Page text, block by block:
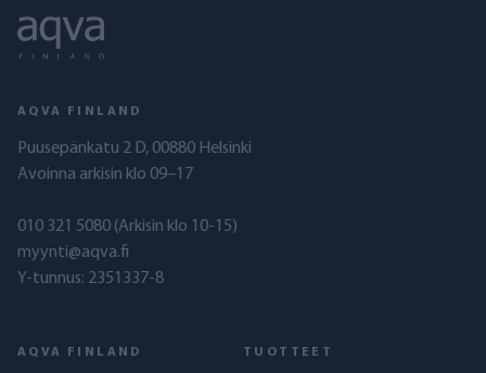
AQVA FINLAND
Puusepänkatu 2 D, 00880 Helsinki
Avoinna arkisin klo 09–17
010 321 5080 (Arkisin klo 10-15)
myynti@aqva.fi
Y-tunnus: 2351337-8
AQVA FINLAND TUOTTEET